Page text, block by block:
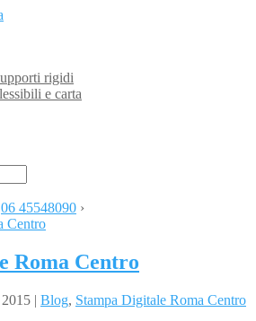
rigidi
e carta
06 45548090 ›
Roma Centro
| Blog, Stampa Digitale Roma Centro